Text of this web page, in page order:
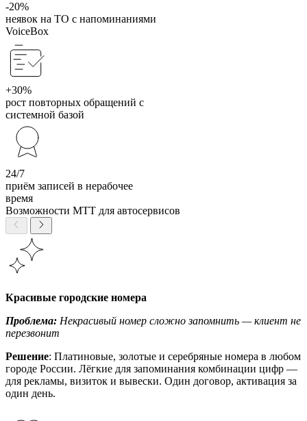
-20%
неявок на ТО с напоминаниями
VoiceBox
+30%
рост повторных обращений с
системной базой
24/7
приём записей в нерабочее
время
Возможности МТТ для автосервисов
Красивые городские номера
Проблема: Некрасивый номер сложно запомнить — клиент не
перезвонит
Решение: Платиновые, золотые и серебряные номера в любом
городе России. Лёгкие для запоминания комбинации цифр —
для рекламы, визиток и вывески. Один договор, активация за
один день.